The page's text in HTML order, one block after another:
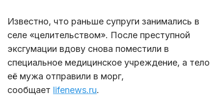
Известно, что раньше супруги занимались в
селе «целительством». После преступной
эксгумации вдову снова поместили в
специальное медицинское учреждение, а тело
её мужа отправили в морг,
сообщает lifenews.ru.